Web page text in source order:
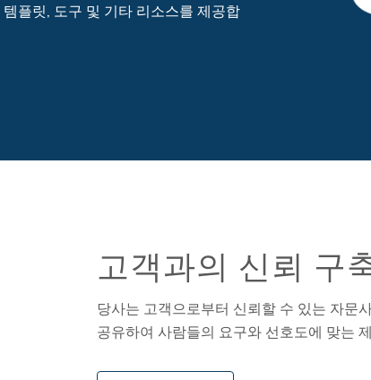
플릿, 도구 및 기타 리소스를 제공합
고객과의 신뢰 구
당사는 고객으로부터 신뢰할 수 있는 자문
공유하여 사람들의 요구와 선호도에 맞는